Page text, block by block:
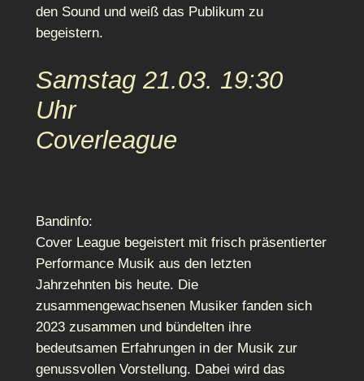
den Sound und weiß das Publikum zu
begeistern.
Samstag 21.03. 19:30
Uhr
Coverleague
Bandinfo:
Cover League begeistert mit frisch präsentierter
Performance Musik aus den letzten
Jahrzehnten bis heute. Die
zusammengewachsenen Musiker fanden sich
2023 zusammen und bündelten ihre
bedeutsamen Erfahrungen in der Musik zur
genussvollen Vorstellung. Dabei wird das